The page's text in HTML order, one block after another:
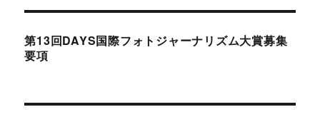
第13回DAYS国際フォトジャーナリズム大賞募集
要項